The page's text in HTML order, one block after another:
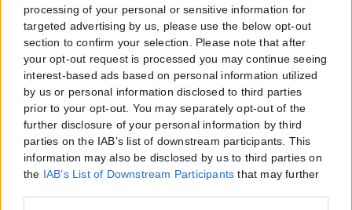
processing of your personal or sensitive information for
targeted advertising by us, please use the below opt-out
section to confirm your selection. Please note that after
your opt-out request is processed you may continue seeing
interest-based ads based on personal information utilized
by us or personal information disclosed to third parties
prior to your opt-out. You may separately opt-out of the
further disclosure of your personal information by third
parties on the IAB’s list of downstream participants. This
information may also be disclosed by us to third parties on
the IAB’s List of Downstream Participants that may further